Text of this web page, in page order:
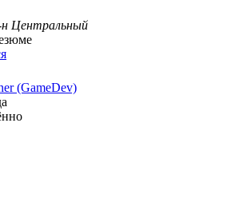
н Центральный
(GameDev)